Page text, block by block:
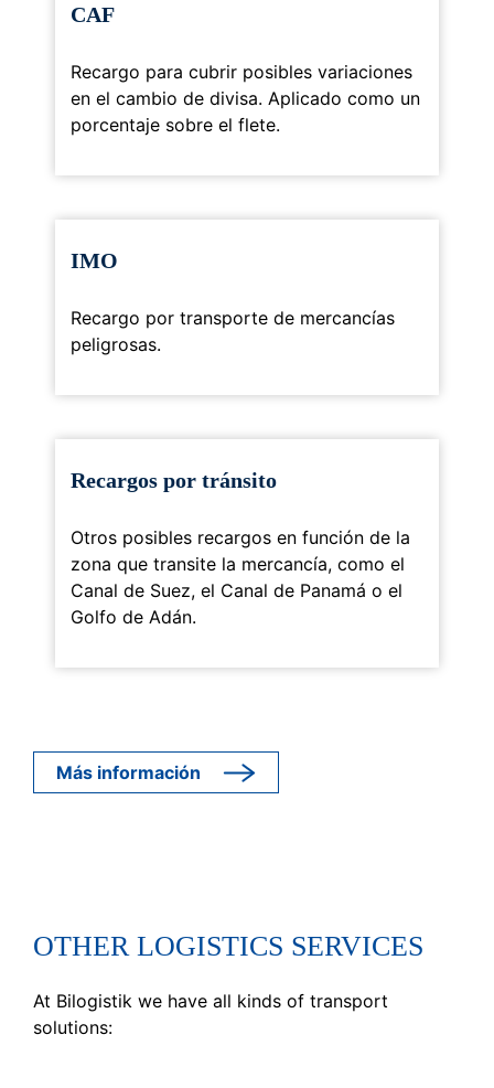
CAF
Recargo para cubrir posibles variaciones
en el cambio de divisa. Aplicado como un
porcentaje sobre el flete.
IMO
Recargo por transporte de mercancías
peligrosas.
Recargos por tránsito
Otros posibles recargos en función de la
zona que transite la mercancía, como el
Canal de Suez, el Canal de Panamá o el
Golfo de Adán.
Más información
OTHER LOGISTICS SERVICES
At Bilogistik we have all kinds of transport
solutions: